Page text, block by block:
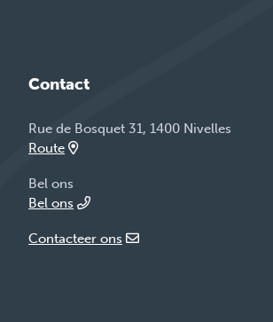
Contact
Rue de Bosquet 31, 1400 Nivelles
Route
Bel ons
Bel ons
Contacteer ons